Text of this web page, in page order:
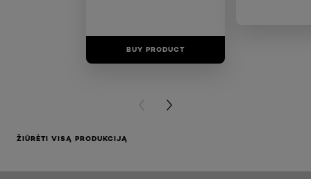
BUY PRODUCT
PREVIOUS CARD
NEXT CARD
ŽIŪRĖTI VISĄ PRODUKCIJĄ